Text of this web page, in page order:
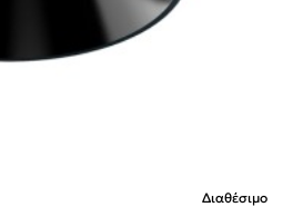
Διαθέσιμο